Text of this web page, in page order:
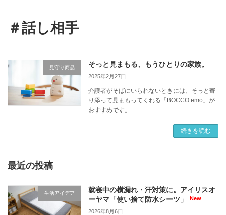
＃話し相手
見守り商品 そっと見まもる、もうひとりの家族。
2025年2月27日
介護者がそばにいられないときには、そっと寄
り添って見まもってくれる「BOCCO emo」が
おすすめです。
をしてくれるため、話し相手にぴったり。まる
で家族のように寄り添います。専用アプリを使
続きを読む
最近の投稿
生活アイデア
就寝中の横漏れ・汗対策に。アイリスオ
ーヤマ「使い捨て防水シーツ」
2026年8月6日